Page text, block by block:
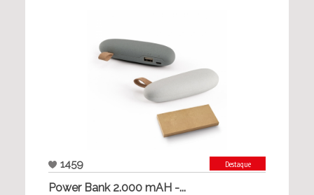
1459 Destaque
Power Bank 2.000 mAH -...